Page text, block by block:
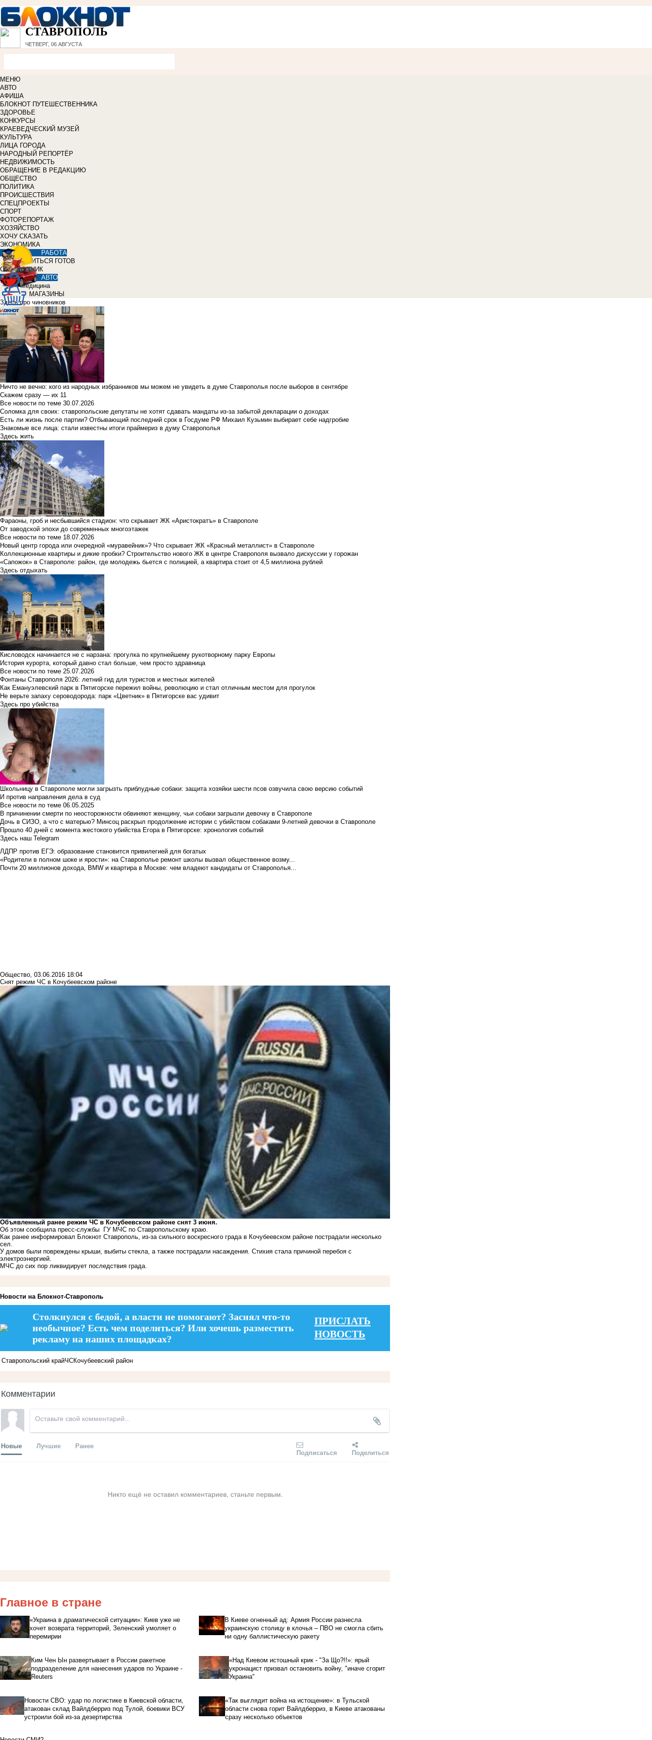
СТАВРОПОЛЬ
ЧЕТВЕРГ, 06 АВГУСТА
МЕНЮ
АВТО
АФИША
БЛОКНОТ ПУТЕШЕСТВЕННИКА
ЗДОРОВЬЕ
КОНКУРСЫ
КРАЕВЕДЧЕСКИЙ МУЗЕЙ
КУЛЬТУРА
ЛИЦА ГОРОДА
НАРОДНЫЙ РЕПОРТЁР
НЕДВИЖИМОСТЬ
ОБРАЩЕНИЕ В РЕДАКЦИЮ
ОБЩЕСТВО
ПОЛИТИКА
ПРОИСШЕСТВИЯ
СПЕЦПРОЕКТЫ
СПОРТ
ФОТОРЕПОРТАЖ
ХОЗЯЙСТВО
ХОЧУ СКАЗАТЬ
ЭКОНОМИКА
РАБОТА
УЧИТЬСЯ ГОТОВ
СПРАВОЧНИК
АВТО
Медицина
МАГАЗИНЫ
Здесь про чиновников
Ничто не вечно: кого из народных избранников мы можем не увидеть в думе Ставрополья после выборов в сентябре
Скажем сразу — их 11
Все новости по теме 30.07.2026
Соломка для своих: ставропольские депутаты не хотят сдавать мандаты из-за забытой декларации о доходах
Есть ли жизнь после партии? Отбывающий последний срок в Госдуме РФ Михаил Кузьмин выбирает себе надгробие
Знакомые все лица: стали известны итоги праймериз в думу Ставрополья
Здесь жить
Фараоны, гроб и несбывшийся стадион: что скрывает ЖК «Аристократъ» в Ставрополе
От заводской эпохи до современных многоэтажек
Все новости по теме 18.07.2026
Новый центр города или очередной «муравейник»? Что скрывает ЖК «Красный металлист» в Ставрополе
Коллекционные квартиры и дикие пробки? Строительство нового ЖК в центре Ставрополя вызвало дискуссии у горожан
«Сапожок» в Ставрополе: район, где молодежь бьется с полицией, а квартира стоит от 4,5 миллиона рублей
Здесь отдыхать
Кисловодск начинается не с нарзана: прогулка по крупнейшему рукотворному парку Европы
История курорта, который давно стал больше, чем просто здравница
Все новости по теме 25.07.2026
Фонтаны Ставрополя 2026: летний гид для туристов и местных жителей
Как Емануэлевский парк в Пятигорске пережил войны, революцию и стал отличным местом для прогулок
Не верьте запаху сероводорода: парк «Цветник» в Пятигорске вас удивит
Здесь про убийства
Школьницу в Ставрополе могли загрызть приблудные собаки: защита хозяйки шести псов озвучила свою версию событий
И против направления дела в суд
Все новости по теме 06.05.2025
В причинении смерти по неосторожности обвиняют женщину, чьи собаки загрызли девочку в Ставрополе
Дочь в СИЗО, а что с матерью? Минсоц раскрыл продолжение истории с убийством собаками 9-летней девочки в Ставрополе
Прошло 40 дней с момента жестокого убийства Егора в Пятигорске: хронология событий
Здесь наш Telegram
ЛДПР против ЕГЭ: образование становится привилегией для богатых
«Родители в полном шоке и ярости»: на Ставрополье ремонт школы вызвал общественное возму...
Почти 20 миллионов дохода, BMW и квартира в Москве: чем владеют кандидаты от Ставрополья...
Общество, 03.06.2016 18:04
Снят режим ЧС в Кочубеевском районе
Объявленный ранее режим ЧС в Кочубеевском районе снят 3 июня.
Об этом сообщила пресс-службы ГУ МЧС по Ставропольскому краю.
Как ранее информировал Блокнот Ставрополь, из-за сильного воскресного града в Кочубеевском районе пострадали несколько
сел.
У домов были повреждены крыши, выбиты стекла, а также пострадали насаждения. Стихия стала причиной перебоя с
электроэнергией.
МЧС до сих пор ликвидирует последствия града.
Новости на Блoкнoт-Ставрополь
Столкнулся с бедой, а власти не помогают? Заснял что-то
необычное? Есть чем поделиться? Или хочешь разместить
рекламу на наших площадках?
ПРИСЛАТЬ
НОВОСТЬ
Ставропольский крайЧСКочубеевский район
Комментарии
Новые Лучшие Ранее
Подписаться Поделиться
Никто ещё не оставил комментариев, станьте первым.
Главное в стране
«Украина в драматической ситуации»: Киев уже не
хочет возврата территорий, Зеленский умоляет о
перемирии
В Киеве огненный ад: Армия России разнесла
украинскую столицу в клочья – ПВО не смогла сбить
ни одну баллистическую ракету
Ким Чен Ын развертывает в России ракетное
подразделение для нанесения ударов по Украине -
Reuters
«Над Киевом истошный крик - "За Що?!!»: ярый
укронацист призвал остановить войну, "иначе сгорит
Украина"
Новости СВО: удар по логистике в Киевской области,
атакован склад Вайлдберриз под Тулой, боевики ВСУ
устроили бой из-за дезертирства
«Так выглядит война на истощение»: в Тульской
области снова горит Вайлдберриз, в Киеве атакованы
сразу несколько объектов